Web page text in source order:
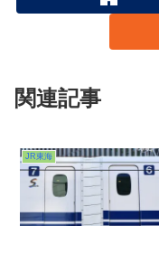
関連記事
JR東海